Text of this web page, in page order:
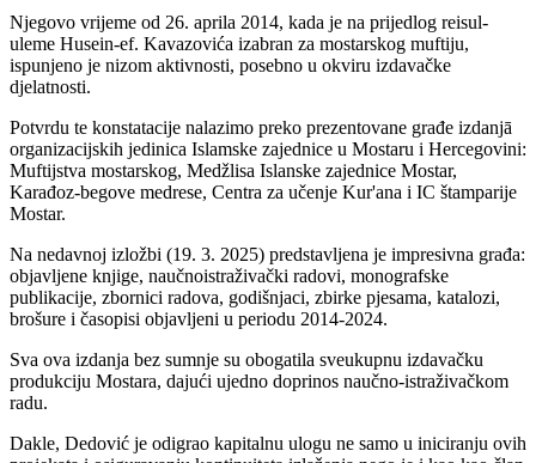
Njegovo vrijeme od 26. aprila 2014, kada je na prijedlog reisul-
uleme Husein-ef. Kavazovića izabran za mostarskog muftiju,
ispunjeno je nizom aktivnosti, posebno u okviru izdavačke
djelatnosti.
Potvrdu te konstatacije nalazimo preko prezentovane građe izdanjā
organizacijskih jedinica Islamske zajednice u Mostaru i Hercegovini:
Muftijstva mostarskog, Medžlisa Islanske zajednice Mostar,
Karađoz-begove medrese, Centra za učenje Kur'ana i IC štamparije
Mostar.
Na nedavnoj izložbi (19. 3. 2025) predstavljena je impresivna građa:
objavljene knjige, naučnoistraživački radovi, monografske
publikacije, zbornici radova, godišnjaci, zbirke pjesama, katalozi,
brošure i časopisi objavljeni u periodu 2014-2024.
Sva ova izdanja bez sumnje su obogatila sveukupnu izdavačku
produkciju Mostara, dajući ujedno doprinos naučno-istraživačkom
radu.
Dakle, Dedović je odigrao kapitalnu ulogu ne samo u iniciranju ovih